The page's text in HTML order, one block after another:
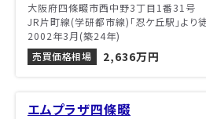
大阪府四條畷市西中野3丁目1番31号
JR片町線(学研都市線)「忍ケ丘駅」より
2002年3月(築24年)
売買価格相場
2,636万円
エムプラザ四條畷